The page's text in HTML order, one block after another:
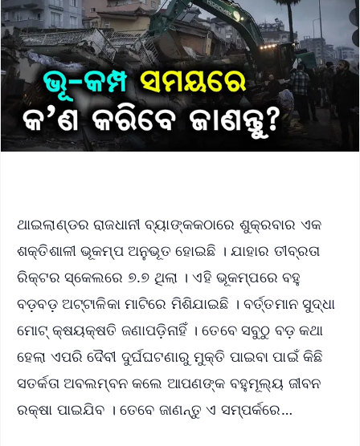
ଥାଇଲାଣ୍ଡର ରାଜଧାନୀ ବ୍ୟାଙ୍କକଠାରେ ଶୁକ୍ରବାର ଏକ
ଶକ୍ତିଶାଳୀ ଭୂକମ୍ପ ଅନୁଭୂତ ହୋଇଛି । ଯାହାର ତୀବ୍ରତା
ରିକ୍ଟର ସ୍କେଲରେ ୭.୭ ଥିଲା । ଏହି ଭୂକମ୍ପରେ ବହୁ
ବଡ଼ବଡ଼ ଅଟ୍ଟାଳିକା ମାଟିରେ ମିଶିଯାଇଛି । ବର୍ତ୍ତମାନ ସୁଦ୍ଧା
ମୋଟ୍ କ୍ଷୟକ୍ଷତି ଜଣାପଡ଼ିନାହିଁ । ତେବେ ସବୁଠୁ ବଡ଼ କଥା
ହେଲା ଏପରି ଦୈବୀ ଦୁର୍ଘଘଟଣାରୁ ମୁକ୍ତି ପାଇବା ପାଇଁ କିଛି
ସତର୍କତା ଅବଲମ୍ବନ କଲେ ଆପଣଙ୍କ ବହୁମୂଲ୍ୟ ଜୀବନ
ରକ୍ଷା ପାଇଯିବ । ତେବେ ଜାଣନ୍ତୁ ଏ ସମ୍ପର୍କରେ…